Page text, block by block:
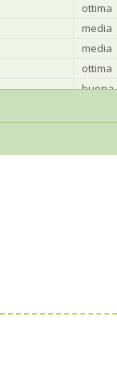
ottima
media
media
ottima
buona